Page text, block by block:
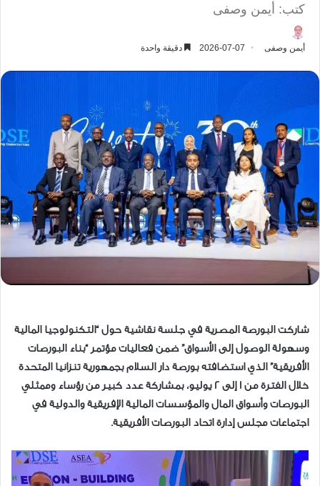
كتب: أيمن وصفى
أيمن وصفى 2026-07-07 دقيقة واحدة
شاركت البورصة المصرية في جلسة نقاشية حول “التكنولوجيا المالية
وسهولة الوصول إلى الأسواق” ضمن فعاليات مؤتمر “بناء البورصات
الأفريقية” الذي استضافته بورصة دار السلام بجمهورية تنزانيا المتحدة
خلال الفترة من 1 إلى 2 يوليو، بمشاركة عدد كبير من رؤساء وممثلي
البورصات وأسواق المال والمؤسسات المالية الإفريقية والدولية في
اجتماعات مجلس إدارة اتحاد البورصات الأفريقية.